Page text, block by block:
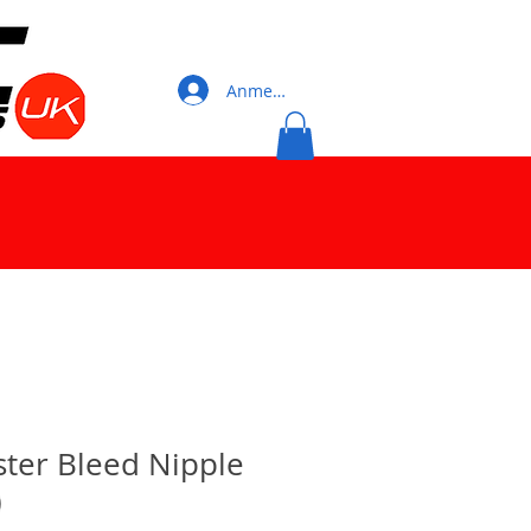
Anmelden
Bleed Nipple